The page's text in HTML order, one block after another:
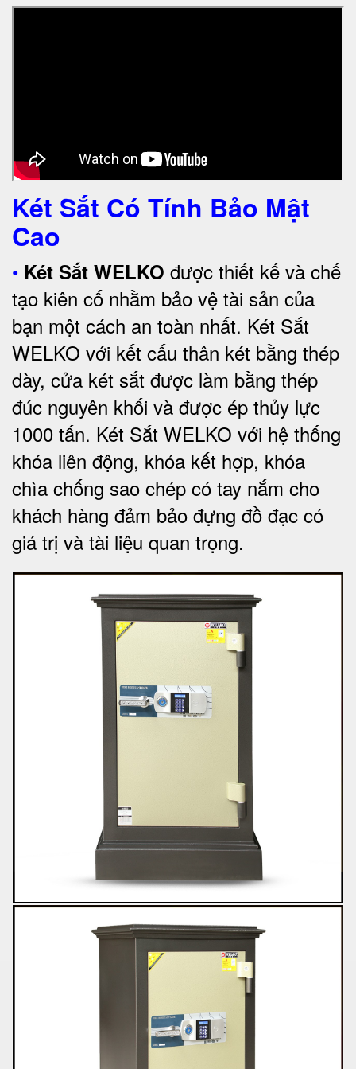
Két Sắt Có Tính Bảo Mật
Cao
• Két Sắt WELKO được thiết kế và chế
tạo kiên cố nhằm bảo vệ tài sản của
bạn một cách an toàn nhất. Két Sắt
WELKO với kết cấu thân két bằng thép
dày, cửa két sắt được làm bằng thép
đúc nguyên khối và được ép thủy lực
1000 tấn. Két Sắt WELKO với hệ thống
khóa liên động, khóa kết hợp, khóa
chìa chống sao chép có tay nắm cho
khách hàng đảm bảo đựng đồ đạc có
giá trị và tài liệu quan trọng.